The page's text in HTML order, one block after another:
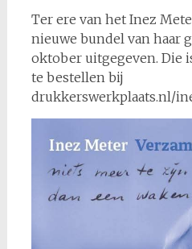
Ter ere van het Inez
nieuwe bundel van haar
oktober uitgegeven. Die
te bestellen bij
drukkerswerkplaats.nl/